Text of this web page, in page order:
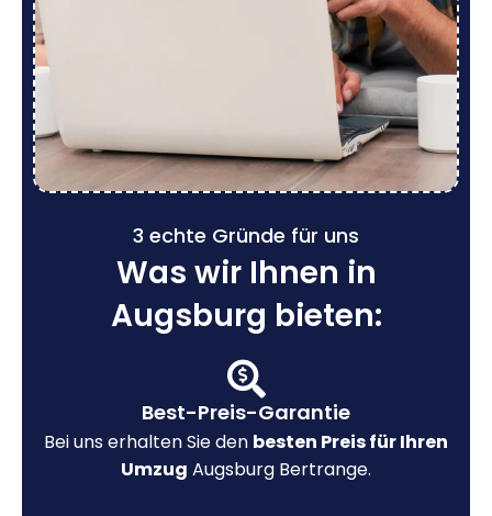
3 echte Gründe für uns
Was wir Ihnen in
Augsburg bieten:
Best-Preis-Garantie
Bei uns erhalten Sie den besten Preis für Ihren
Umzug Augsburg Bertrange.